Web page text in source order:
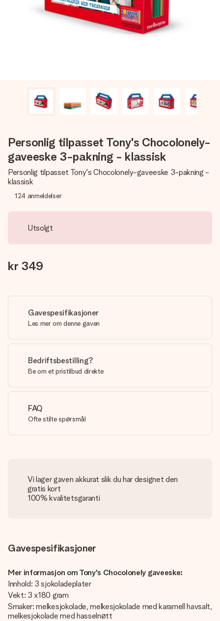
et bilde av dere eller en beskjed som virkelig berører
hjertet. Ikke noe tull, bare masse kjærlighet i øyeblikket.
Personlig tilpasset Tony's Chocolonely-
gaveeske 3-pakning - klassisk
Personlig tilpasset Tony's Chocolonely-gaveeske 3-pakning -
klassisk
124 anmeldelser
Utsolgt
kr 349
Gavespesifikasjoner
Les mer om denne gaven
Bedriftsbestilling?
Be om et pristilbud direkte
FAQ
Ofte stilte spørsmål
Vi lager gaven akkurat slik du har designet den
gratis kort
100% kvalitetsgaranti
Gavespesifikasjoner
Mer informasjon om Tony's Chocolonely gaveeske:
Innhold: 3 sjokoladeplater
Vekt: 3 x180 gram
Smaker: melkesjokolade, melkesjokolade med karamell havsalt,
melkesjokolade med hasselnøtt